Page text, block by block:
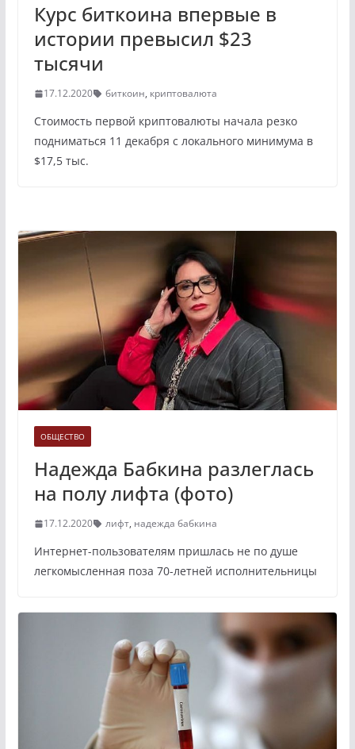
Курс биткоина впервые в
истории превысил $23
тысячи
17.12.2020 биткоин, криптовалюта
Стоимость первой криптовалюты начала резко
подниматься 11 декабря с локального минимума в
$17,5 тыс.
ОБЩЕСТВО
Надежда Бабкина разлеглась
на полу лифта (фото)
17.12.2020 лифт, надежда бабкина
Интернет-пользователям пришлась не по душе
легкомысленная поза 70-летней исполнительницы